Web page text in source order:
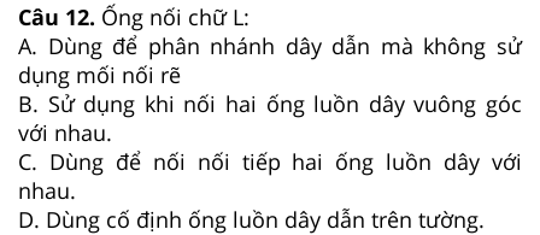
Câu 12. Ống nối chữ L:
A. Dùng để phân nhánh dây dẫn mà không sử
dụng mối nối rẽ
B. Sử dụng khi nối hai ống luồn dây vuông góc
với nhau.
C. Dùng để nối nối tiếp hai ống luồn dây với
nhau.
D. Dùng cố định ống luồn dây dẫn trên tường.